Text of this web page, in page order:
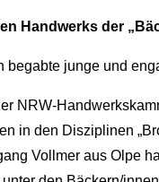
Handwerks der
begabte junge und
NRW-
in den Disziplinen
Vollmer aus Olpe